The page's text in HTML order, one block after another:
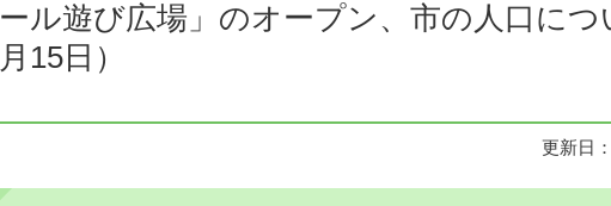
ール遊び広場」のオープン、市の人口につ
月15日）
更新日